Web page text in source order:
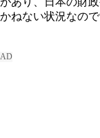
かねない状況なので